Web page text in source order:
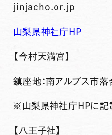
jinjacho.or.jp
山梨県神社庁HP
【今村天満宮】
鎮座地：南アルプス市落
※山梨県神社庁HPに記
【八王子社】